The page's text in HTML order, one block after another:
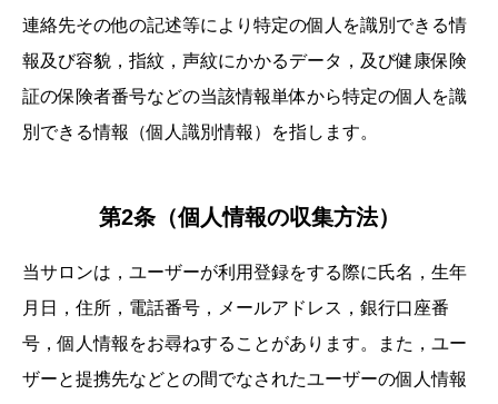
連絡先その他の記述等により特定の個人を識別できる情
報及び容貌，指紋，声紋にかかるデータ，及び健康保険
証の保険者番号などの当該情報単体から特定の個人を識
別できる情報（個人識別情報）を指します。
第2条（個人情報の収集方法）
当サロンは，ユーザーが利用登録をする際に氏名，生年
月日，住所，電話番号，メールアドレス，銀行口座番
号，個人情報をお尋ねすることがあります。また，ユー
ザーと提携先などとの間でなされたユーザーの個人情報